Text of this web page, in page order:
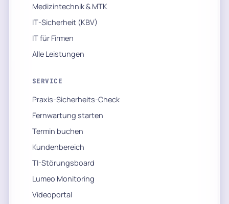
Medizintechnik & MTK
IT-Sicherheit (KBV)
IT für Firmen
Alle Leistungen
SERVICE
Praxis-Sicherheits-Check
Fernwartung starten
Termin buchen
Kundenbereich
TI-Störungsboard
Lumeo Monitoring
Videoportal